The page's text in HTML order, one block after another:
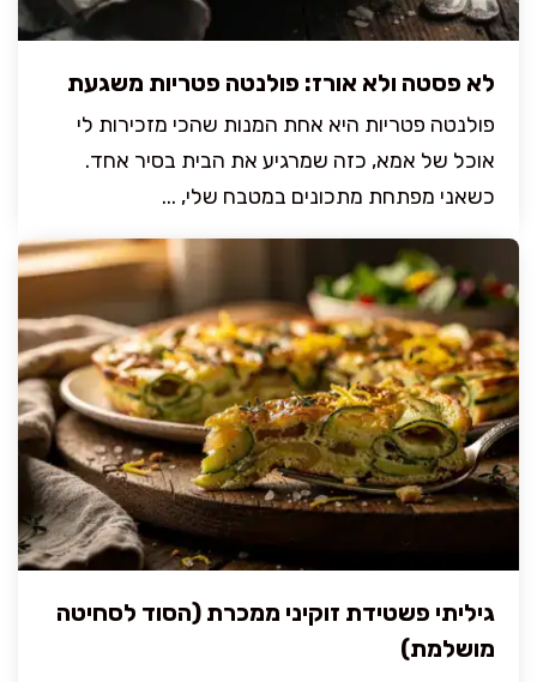
לא פסטה ולא אורז: פולנטה פטריות משגעת
פולנטה פטריות היא אחת המנות שהכי מזכירות לי
אוכל של אמא, כזה שמרגיע את הבית בסיר אחד.
כשאני מפתחת מתכונים במטבח שלי, ...
גיליתי פשטידת זוקיני ממכרת (הסוד לסחיטה
מושלמת)